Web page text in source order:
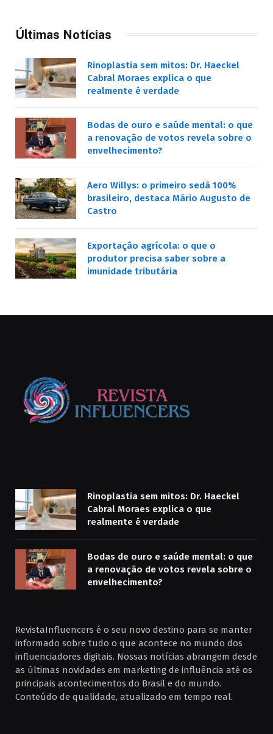
Últimas Notícias
Rinoplastia sem mitos: Dr. Haeckel
Cabral Moraes explica o que
realmente é verdade
Bodas de ouro e saúde mental: o que
a renovação de votos revela sobre o
envelhecimento?
Aero Willys: o primeiro sedã 100%
brasileiro, destaca Mário Augusto de
Castro
Exportação agrícola: o que o
produtor precisa saber sobre a
imunidade tributária
Rinoplastia sem mitos: Dr. Haeckel
Cabral Moraes explica o que
realmente é verdade
Bodas de ouro e saúde mental: o que
a renovação de votos revela sobre o
envelhecimento?
RevistaInfluencers é o seu novo destino para se manter
informado sobre tudo o que acontece no mundo dos
influenciadores digitais. Nossas notícias abrangem desde
as últimas novidades em marketing de influência até os
principais acontecimentos do Brasil e do mundo.
Conteúdo de qualidade, atualizado em tempo real.